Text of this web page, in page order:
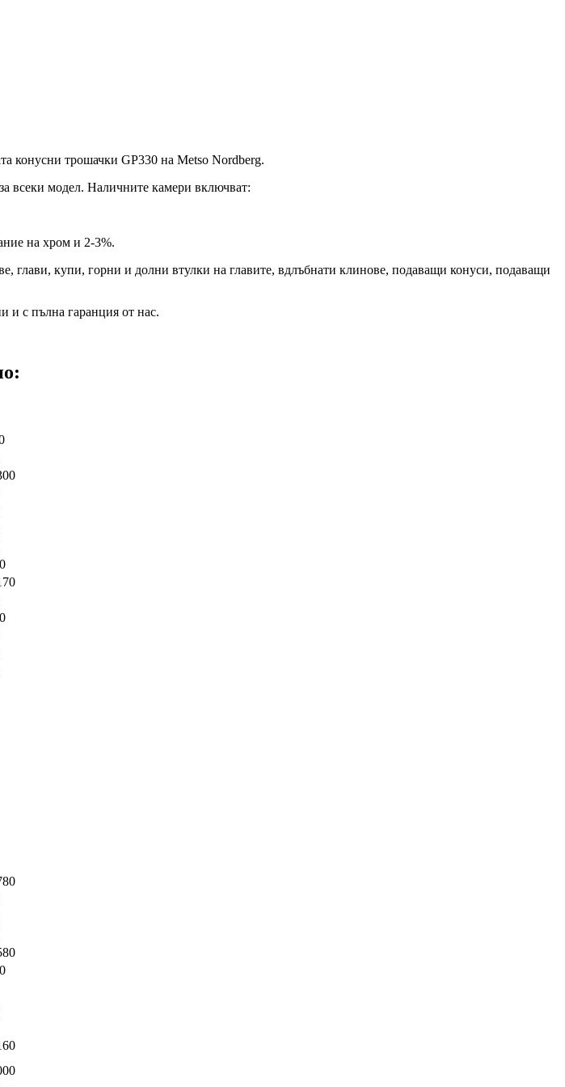
конусни трошачки GP330 на Metso Nordberg.
всеки модел. Наличните камери включват:
на хром и 2-3%.
глави, купи, горни и долни втулки на главите, вдлъбнати клинове, подаващи конуси, подаващи
и с пълна гаранция от нас.